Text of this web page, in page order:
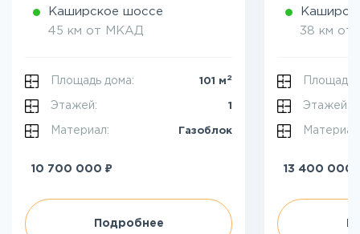
Каширское шоссе
45 км от МКАД
Площадь дома: 101 м 2
Этажей: 1
Материал: Газоблок
10 700 000 ₽
Подробнее
38 км
Площадь
Этажей:
13 400 000